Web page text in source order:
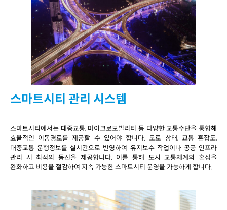
스마트시티 관리 시스템
스마트시티에서는 대중교통, 마이크로모빌리티 등 다양한 교통수단을 통합해
효율적인 이동경로를 제공할 수 있어야 합니다. 도로 상태, 교통 혼잡도,
대중교통 운행정보를 실시간으로 반영하여 유지보수 작업이나 공공 인프라
관리 시 최적의 동선을 제공합니다. 이를 통해 도시 교통체계의 혼잡을
완화하고 비용을 절감하여 지속 가능한 스마트시티 운영을 가능하게 합니다.